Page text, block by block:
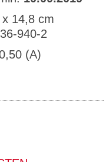
14,8 cm
940-2
(A)